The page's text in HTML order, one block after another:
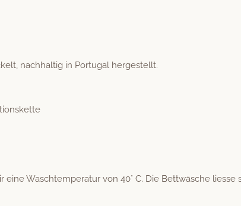
nach­haltig in Por­tu­gal hergestellt.
Waschtem­per­atur von 40° C. Die Bet­twäsche liesse